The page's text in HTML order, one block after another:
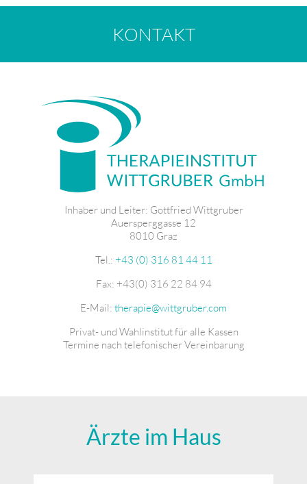
KONTAKT
Inhaber und Leiter: Gottfried Wittgruber
Auersperggasse 12
8010 Graz
Tel.: +43 (0) 316 81 44 11
Fax: +43(0) 316 22 84 94
E-Mail: therapie@wittgruber.com
Privat- und Wahlinstitut für alle Kassen
Termine nach telefonischer Vereinbarung
Ärzte im Haus